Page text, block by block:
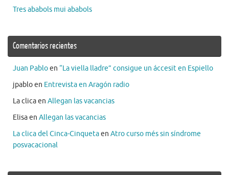
Tres ababols mui ababols
Comentarios recientes
Juan Pabloen “La viella lladre” consigue un áccesit en Espiello
jpabloen Entrevista en Aragón radio
La clicaen Allegan las vacancias
Elisaen Allegan las vacancias
La clica del Cinca-Cinquetaen Atro curso més sin síndrome
posvacacional